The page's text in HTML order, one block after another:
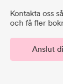
Kontakta oss
och få fler
Anslut